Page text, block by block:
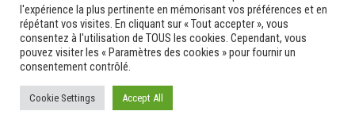
Travaux THD
travaux utiles
TSUNAMI
TZCLD
uncategorized
l'expérience la plus pertinente en mémorisant vos préférences et en
répétant vos visites. En cliquant sur « Tout accepter », vous
consentez à l'utilisation de TOUS les cookies. Cependant, vous
pouvez visiter les « Paramètres des cookies » pour fournir un
consentement contrôlé.
Cookie Settings Accept All